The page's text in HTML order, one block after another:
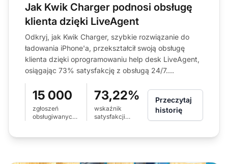
Jak Kwik Charger podnosi obsługę
klienta dzięki LiveAgent
Odkryj, jak Kwik Charger, szybkie rozwiązanie do
ładowania iPhone'a, przekształcił swoją obsługę
klienta dzięki oprogramowaniu help desk LiveAgent,
osiągając 73% satysfakcję z obsługą 24/7....
15 000
zgłoszeń
obsługiwanych
73,22%
wskaźnik
satysfakcji
Przeczytaj
historię